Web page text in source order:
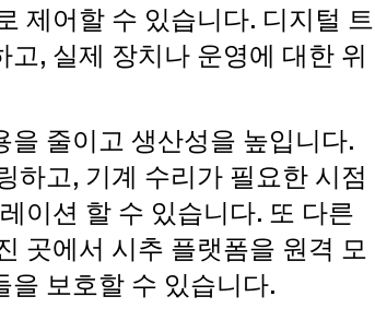
제어할 수 있습니다. 디지털 트
, 실제 장치나 운영에 대한 위
줄이고 생산성을 높입니다.
하고, 기계 수리가 필요한 시점
이션 할 수 있습니다. 또 다른
곳에서 시추 플랫폼을 원격 모
을 보호할 수 있습니다.